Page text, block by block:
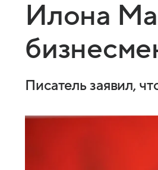
Илона
Писатель заявил,